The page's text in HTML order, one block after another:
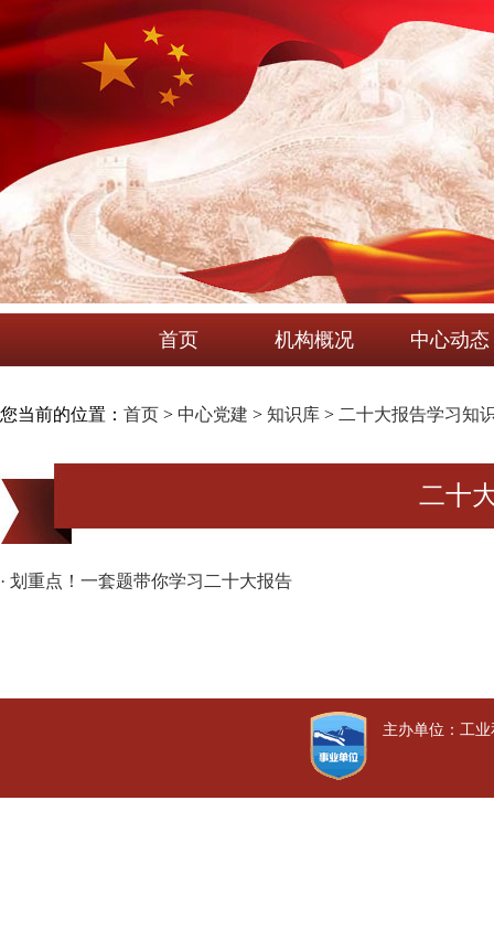
首页 机构概况 中心动态
您当前的位置： 首页 > 中心党建 > 知识库 > 二十大报告学习知
二十
· 划重点！一套题带你学习二十大报告
主办单位：工